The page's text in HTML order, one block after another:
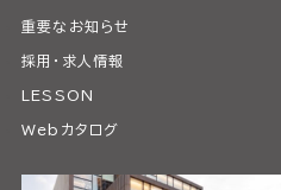
重要なお知らせ
採用・求人情報
LESSON
Webカタログ